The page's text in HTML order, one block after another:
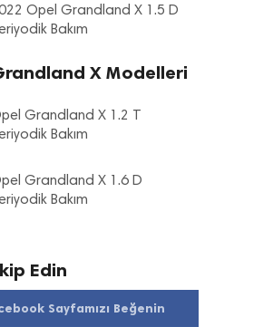
Opel Grandland X 1.5 D
Bakım
X Modelleri
Grandland X 1.2 T
Bakım
Grandland X 1.6 D
Bakım
Edin
Sayfamızı Beğenin